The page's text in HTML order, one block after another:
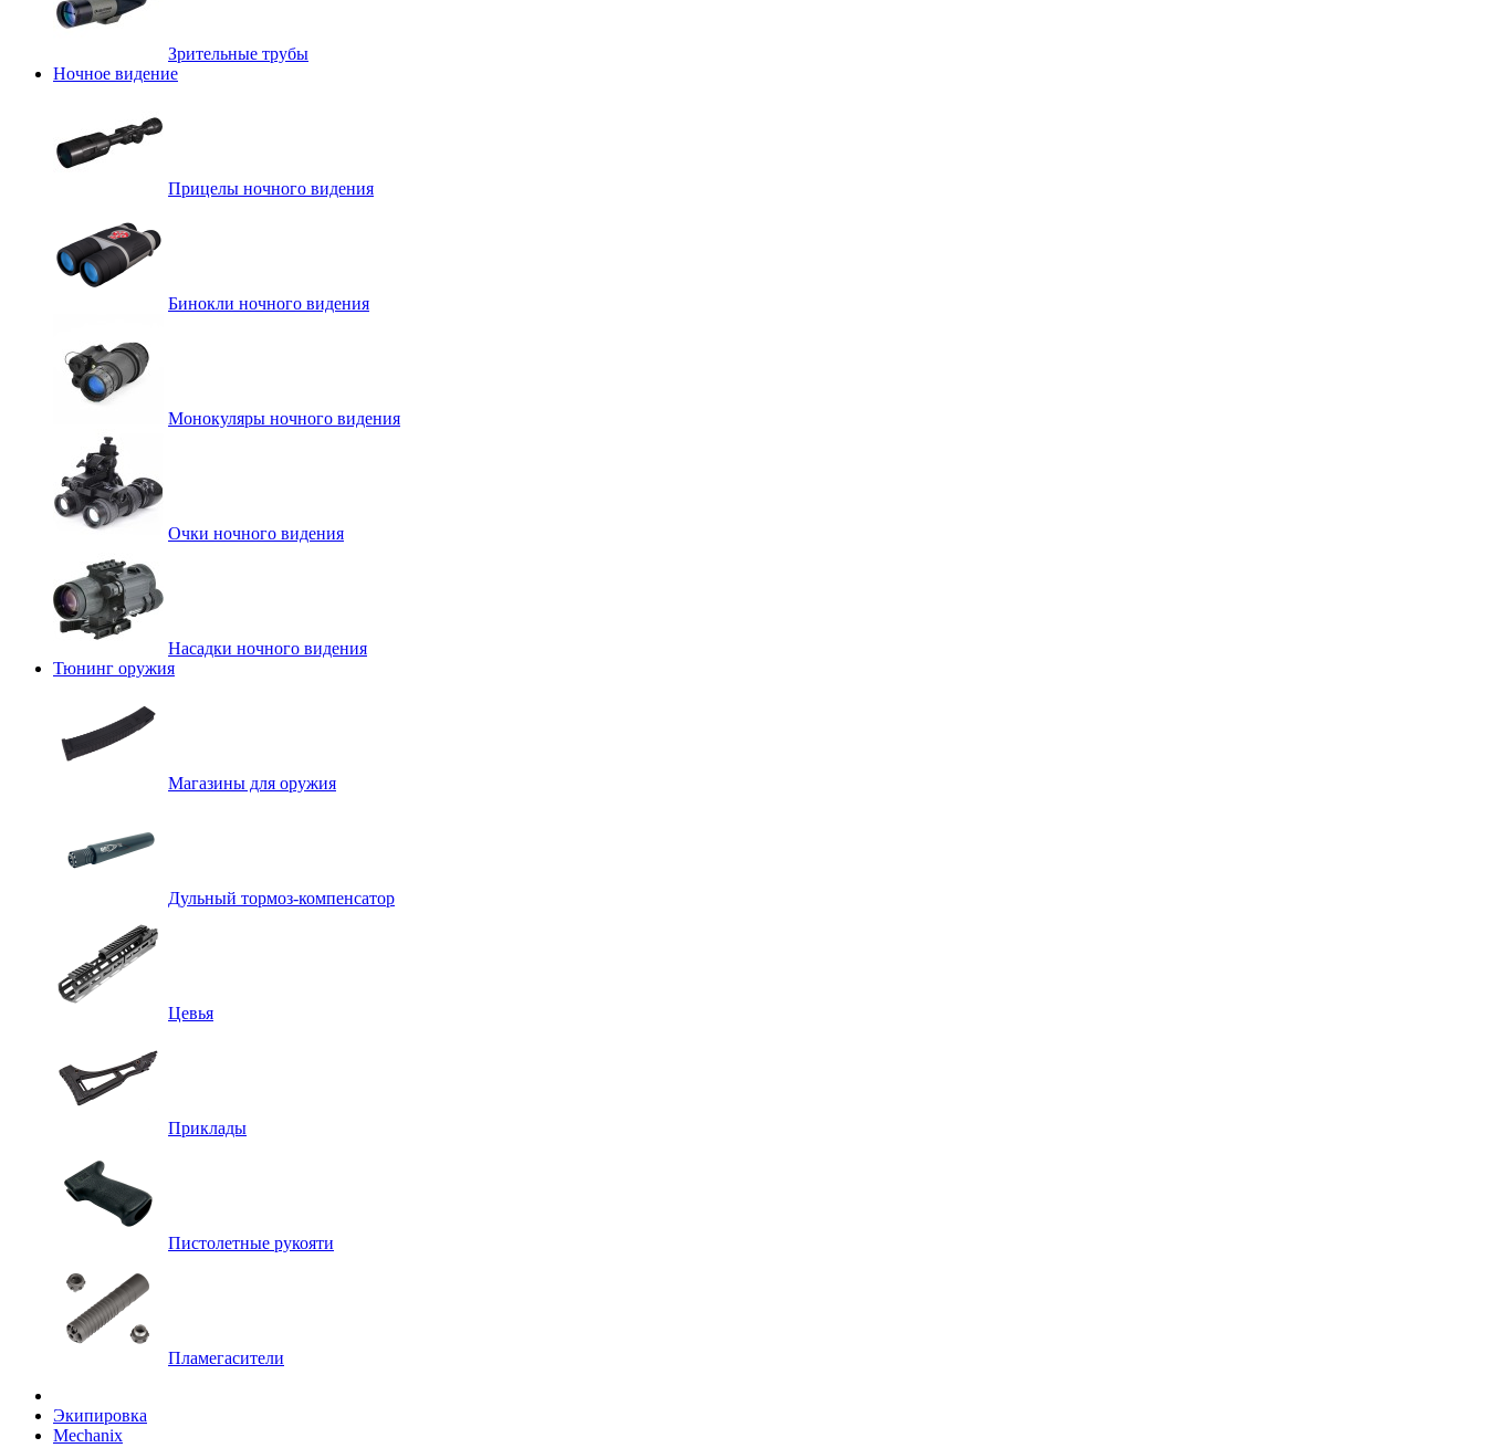
Зрительные трубы
Ночное видение
Прицелы ночного видения
Бинокли ночного видения
Монокуляры ночного видения
Очки ночного видения
Насадки ночного видения
Тюнинг оружия
Магазины для оружия
Дульный тормоз-компенсатор
Цевья
Приклады
Пистолетные рукояти
Пламегасители
Экипировка
Mechanix